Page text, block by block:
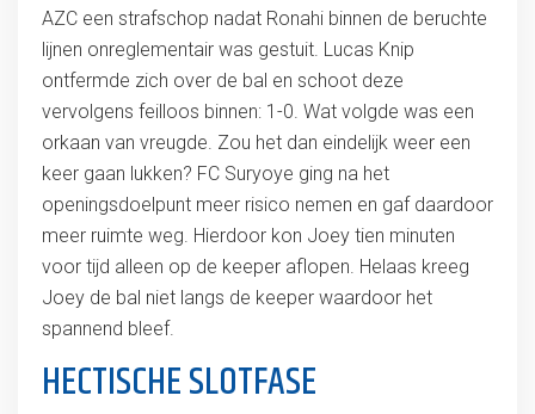
AZC een strafschop nadat Ronahi binnen de beruchte
lijnen onreglementair was gestuit. Lucas Knip
ontfermde zich over de bal en schoot deze
vervolgens feilloos binnen: 1-0. Wat volgde was een
orkaan van vreugde. Zou het dan eindelijk weer een
keer gaan lukken? FC Suryoye ging na het
openingsdoelpunt meer risico nemen en gaf daardoor
meer ruimte weg. Hierdoor kon Joey tien minuten
voor tijd alleen op de keeper aflopen. Helaas kreeg
Joey de bal niet langs de keeper waardoor het
spannend bleef.
HECTISCHE SLOTFASE